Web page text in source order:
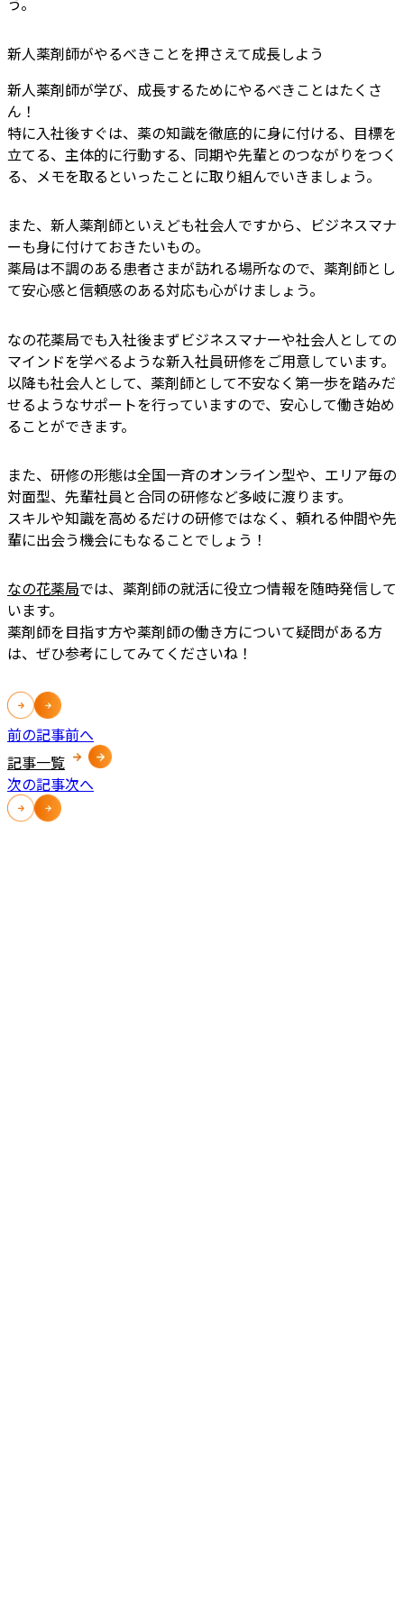
新人薬剤師がやるべきことを押さえて成長しよう
新人薬剤師が学び、成長するためにやるべきことはたくさ
ん！
特に入社後すぐは、薬の知識を徹底的に身に付ける、目標を
立てる、主体的に行動する、同期や先輩とのつながりをつく
る、メモを取るといったことに取り組んでいきましょう。
また、新人薬剤師といえども社会人ですから、ビジネスマナ
ーも身に付けておきたいもの。
薬局は不調のある患者さまが訪れる場所なので、薬剤師とし
て安心感と信頼感のある対応も心がけましょう。
なの花薬局でも入社後まずビジネスマナーや社会人としての
マインドを学べるような新入社員研修をご用意しています。
以降も社会人として、薬剤師として不安なく第一歩を踏みだ
せるようなサポートを行っていますので、安心して働き始め
ることができます。
また、研修の形態は全国一斉のオンライン型や、エリア毎の
対面型、先輩社員と合同の研修など多岐に渡ります。
スキルや知識を高めるだけの研修ではなく、頼れる仲間や先
輩に出会う機会にもなることでしょう！
なの花薬局では、薬剤師の就活に役立つ情報を随時発信して
います。
薬剤師を目指す方や薬剤師の働き方について疑問がある方
は、ぜひ参考にしてみてくださいね！
前の記事前へ
記事一覧
次の記事次へ